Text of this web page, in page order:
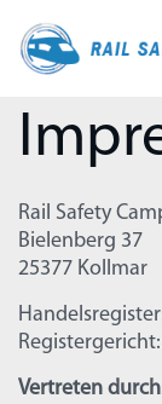
Rail Safety
Bielenberg 37
25377 Kollmar
Vertreten